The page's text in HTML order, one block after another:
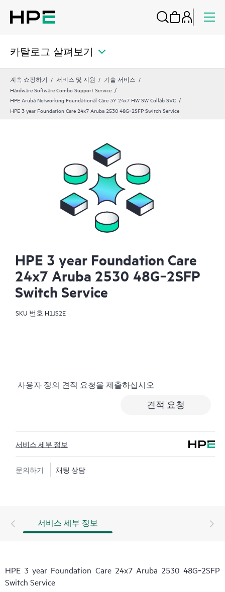
카탈로그 살펴보기
계속 쇼핑하기 서비스 및 지원
기술 서비스
Hardware Software Combo Support Service
HPE Aruba Networking Foundational Care 3Y 24x7 HW SW Collab SVC
HPE 3 year Foundation Care 24x7 Aruba 2530 48G‑2SFP Switch Service
HPE 3 year Foundation Care
24x7 Aruba 2530 48G‑2SFP
Switch Service
SKU 번호 H1JS2E
사용자 정의 견적 요청을 제출하십시오
견적 요청
서비스 세부 정보
문의하기 채팅 상담
서비스 세부 정보
HPE 3 year Foundation Care 24x7 Aruba 2530 48G‑2SFP
Switch Service